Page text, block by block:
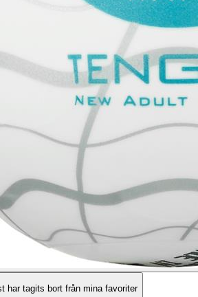
har tagits bort från mina favoriter